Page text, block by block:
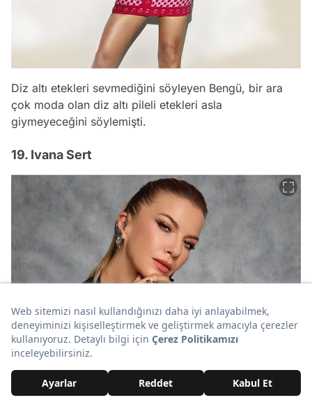
Diz altı etekleri sevmediğini söyleyen Bengü, bir ara
çok moda olan diz altı pileli etekleri asla
giymeyeceğini söylemişti.
19. Ivana Sert